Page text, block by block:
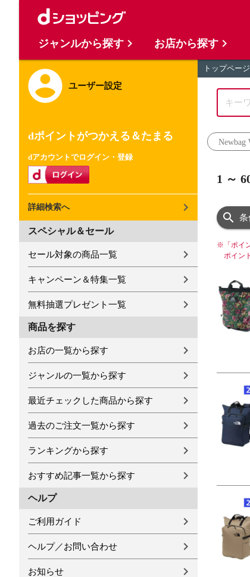
ユーザー設定
dポイントがつかえる＆たまる
dアカウントでログイン・登録
詳細検索へ
スペシャル＆セール
セール対象の商品一覧
キャンペーン＆特集一覧
無料抽選プレゼント一覧
商品を探す
お店の一覧から探す
ジャンルの一覧から探す
最近チェックした商品から探す
過去のご注文一覧から探す
ランキングから探す
おすすめ記事一覧から探す
ヘルプ
ご利用ガイド
ヘルプ／お問い合わせ
お知らせ
トップページ
Newbag
1 ～
条
※ 「ポ
ポイン
ジャンルから探す お店から探す